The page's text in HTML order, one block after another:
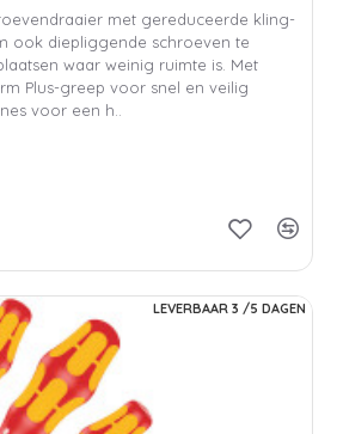
met gereduceerde kling-
ook diepliggende schroeven te
waar weinig ruimte is. Met
Plus-greep voor snel en veilig
voor een h..
LEVERBAAR 3 /5 DAGEN